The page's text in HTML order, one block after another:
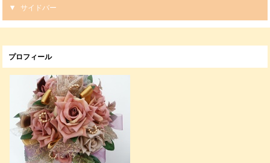
サイドバー
プロフィール